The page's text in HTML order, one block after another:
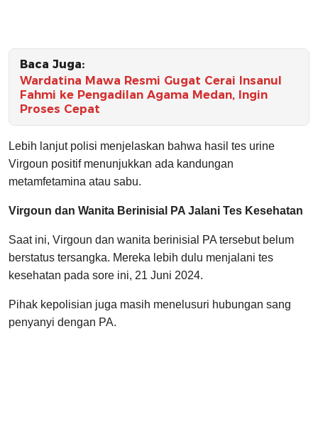
Baca Juga:
Wardatina Mawa Resmi Gugat Cerai Insanul
Fahmi ke Pengadilan Agama Medan, Ingin
Proses Cepat
Lebih lanjut polisi menjelaskan bahwa hasil tes urine
Virgoun positif menunjukkan ada kandungan
metamfetamina atau sabu.
Virgoun dan Wanita Berinisial PA Jalani Tes Kesehatan
Saat ini, Virgoun dan wanita berinisial PA tersebut belum
berstatus tersangka. Mereka lebih dulu menjalani tes
kesehatan pada sore ini, 21 Juni 2024.
Pihak kepolisian juga masih menelusuri hubungan sang
penyanyi dengan PA.